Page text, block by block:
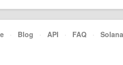
· Blog · API · FAQ · Solana